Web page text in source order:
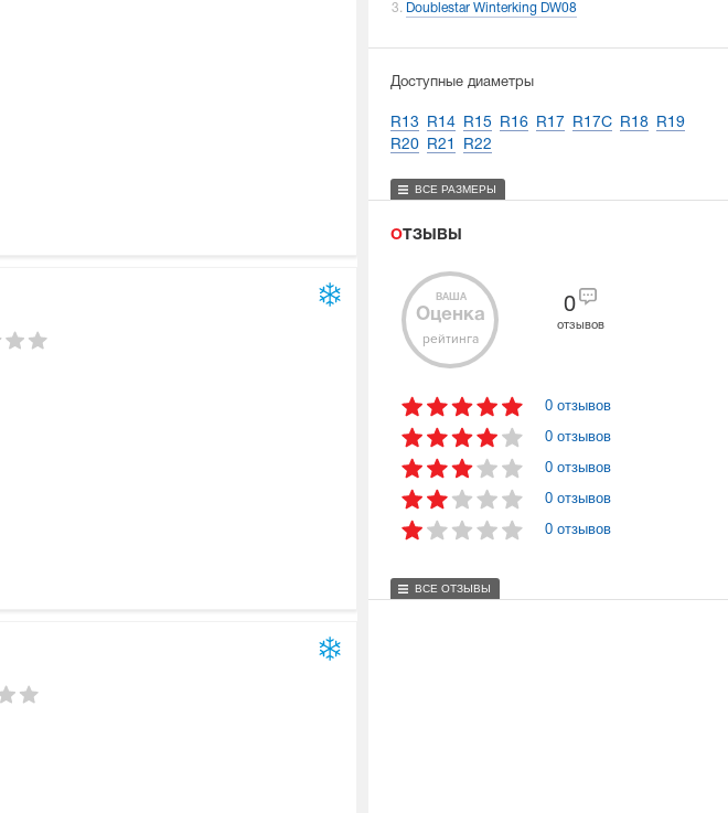
Doublestar Winterking DW08
Доступные диаметры
R13 R14 R15 R16 R17 R17C R18
R19
R20
R21 R22
ВСЕ РАЗМЕРЫ
ОТЗЫВЫ
ВАША
Оценка
рейтинга
0
отзывов
0 отзывов
0 отзывов
0 отзывов
0 отзывов
0 отзывов
ВСЕ ОТЗЫВЫ